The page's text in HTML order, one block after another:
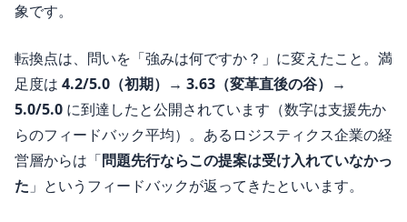
象です。
転換点は、問いを「強みは何ですか？」に変えたこと。満
足度は 4.2/5.0（初期）→ 3.63（変革直後の谷）→
5.0/5.0 に到達したと公開されています（数字は支援先か
らのフィードバック平均）。あるロジスティクス企業の経
営層からは「問題先行ならこの提案は受け入れていなかっ
た 」というフィードバックが返ってきたといいます。